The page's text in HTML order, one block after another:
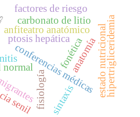
ptosis hepática
conferencias médicas
anatomía
fisiología
senil
normal
anfiteatro anatómico estado nutricionalhipertrigliceridemia
carbonato de litio
sintaxis
fonética
factores de riesgo